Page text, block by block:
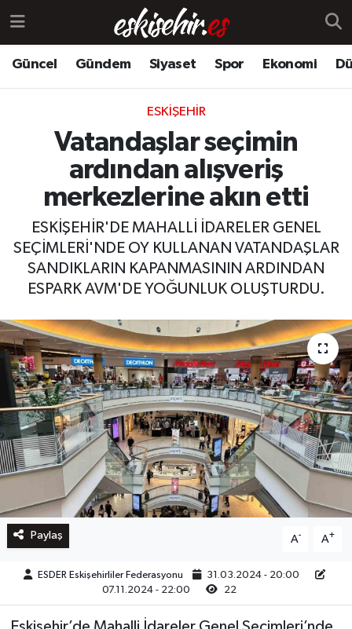
Güncel Gündem Siyaset Spor Ekonomi
ESKIŞEHIR
Vatandaşlar seçimin
ardından alışveriş
merkezlerine akın etti
ESKİŞEHİR'DE MAHALLİ İDARELER GENEL
SEÇİMLERİ'NDE OY KULLANAN VATANDAŞLAR
SANDIKLARIN KAPANMASININ ARDINDAN
ESPARK AVM'DE YOĞUNLUK OLUŞTURDU.
Paylaş A- A+
ESDER Eskişehirliler Federasyonu
31.03.2024 - 20:00
07.11.2024 - 22:00
22